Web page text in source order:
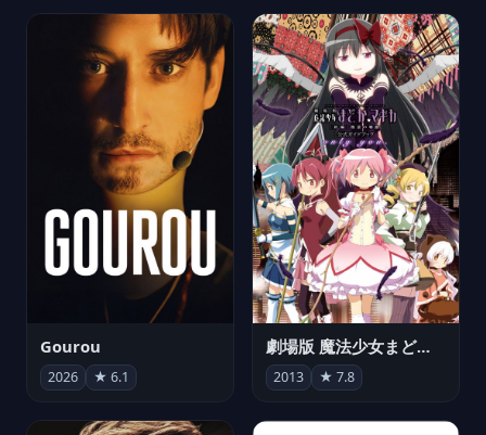
Gourou
2026 ★ 6.1
劇場版 魔法少女まどか☆マギカ[新編]叛逆の物語
2013 ★ 7.8